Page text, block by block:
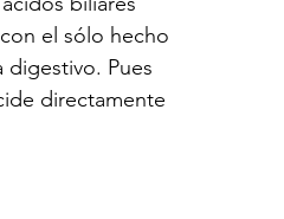
el sólo hecho
digestivo. Pues
directamente